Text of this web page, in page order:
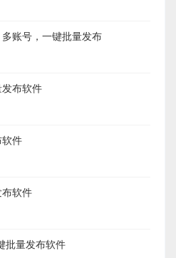
账号，一键批量发布
布软件
件
软件
批量发布软件